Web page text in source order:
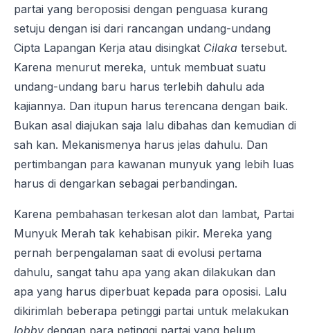
partai yang beroposisi dengan penguasa kurang
setuju dengan isi dari rancangan undang-undang
Cipta Lapangan Kerja atau disingkat Cilaka tersebut.
Karena menurut mereka, untuk membuat suatu
undang-undang baru harus terlebih dahulu ada
kajiannya. Dan itupun harus terencana dengan baik.
Bukan asal diajukan saja lalu dibahas dan kemudian di
sah kan. Mekanismenya harus jelas dahulu. Dan
pertimbangan para kawanan munyuk yang lebih luas
harus di dengarkan sebagai perbandingan.
Karena pembahasan terkesan alot dan lambat, Partai
Munyuk Merah tak kehabisan pikir. Mereka yang
pernah berpengalaman saat di evolusi pertama
dahulu, sangat tahu apa yang akan dilakukan dan
apa yang harus diperbuat kepada para oposisi. Lalu
dikirimlah beberapa petinggi partai untuk melakukan
lobby dengan para petinggi partai yang belum